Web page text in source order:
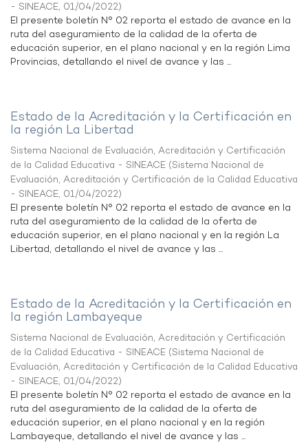
- SINEACE, 01/04/2022)
El presente boletín N° 02 reporta el estado de avance en la
ruta del aseguramiento de la calidad de la oferta de
educación superior, en el plano nacional y en la región Lima
Provincias, detallando el nivel de avance y las ...
Estado de la Acreditación y la Certificación en
la región La Libertad
Sistema Nacional de Evaluación, Acreditación y Certificación
de la Calidad Educativa - SINEACE (Sistema Nacional de
Evaluación, Acreditación y Certificación de la Calidad Educativa
- SINEACE, 01/04/2022)
El presente boletín N° 02 reporta el estado de avance en la
ruta del aseguramiento de la calidad de la oferta de
educación superior, en el plano nacional y en la región La
Libertad, detallando el nivel de avance y las ...
Estado de la Acreditación y la Certificación en
la región Lambayeque
Sistema Nacional de Evaluación, Acreditación y Certificación
de la Calidad Educativa - SINEACE (Sistema Nacional de
Evaluación, Acreditación y Certificación de la Calidad Educativa
- SINEACE, 01/04/2022)
El presente boletín N° 02 reporta el estado de avance en la
ruta del aseguramiento de la calidad de la oferta de
educación superior, en el plano nacional y en la región
Lambayeque, detallando el nivel de avance y las ...